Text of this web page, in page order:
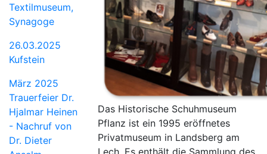
Textilmuseum,
Synagoge
26.03.2025
Kufstein
März 2025
Trauerfeier Dr.
Hjalmar Heinen
- Nachruf von
Dr. Dieter
Das Historische Schuhmuseum
Pflanz ist ein 1995 eröffnetes
Privatmuseum in Landsberg am
Lech. Es enthält die Sammlung des